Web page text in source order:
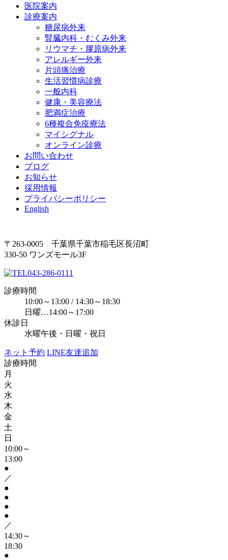
医院案内
診療案内
糖尿病外来
腎臓内科・むくみ外来
リウマチ・膠原病外来
アレルギー外来
片頭痛治療
生活習慣病診療
一般内科
健康・美容療法
肥満症治療
6種複合免疫療法
マイシグナル
オンライン診療
お問い合わせ
ブログ
お知らせ
採用情報
プライバシーポリシー
English
〒263-0005 千葉県千葉市稲毛区長沼町
330-50 ワンズモール3F
043-286-0111
診療時間
10:00～13:00 / 14:30～18:30
日曜…14:00～17:00
休診日
水曜午後・日曜・祝日
ネット予約 LINE友達追加
診療時間
月
火
水
木
金
土
日
10:00～
13:00
●
／
●
●
●
●
／
14:30～
18:30
●